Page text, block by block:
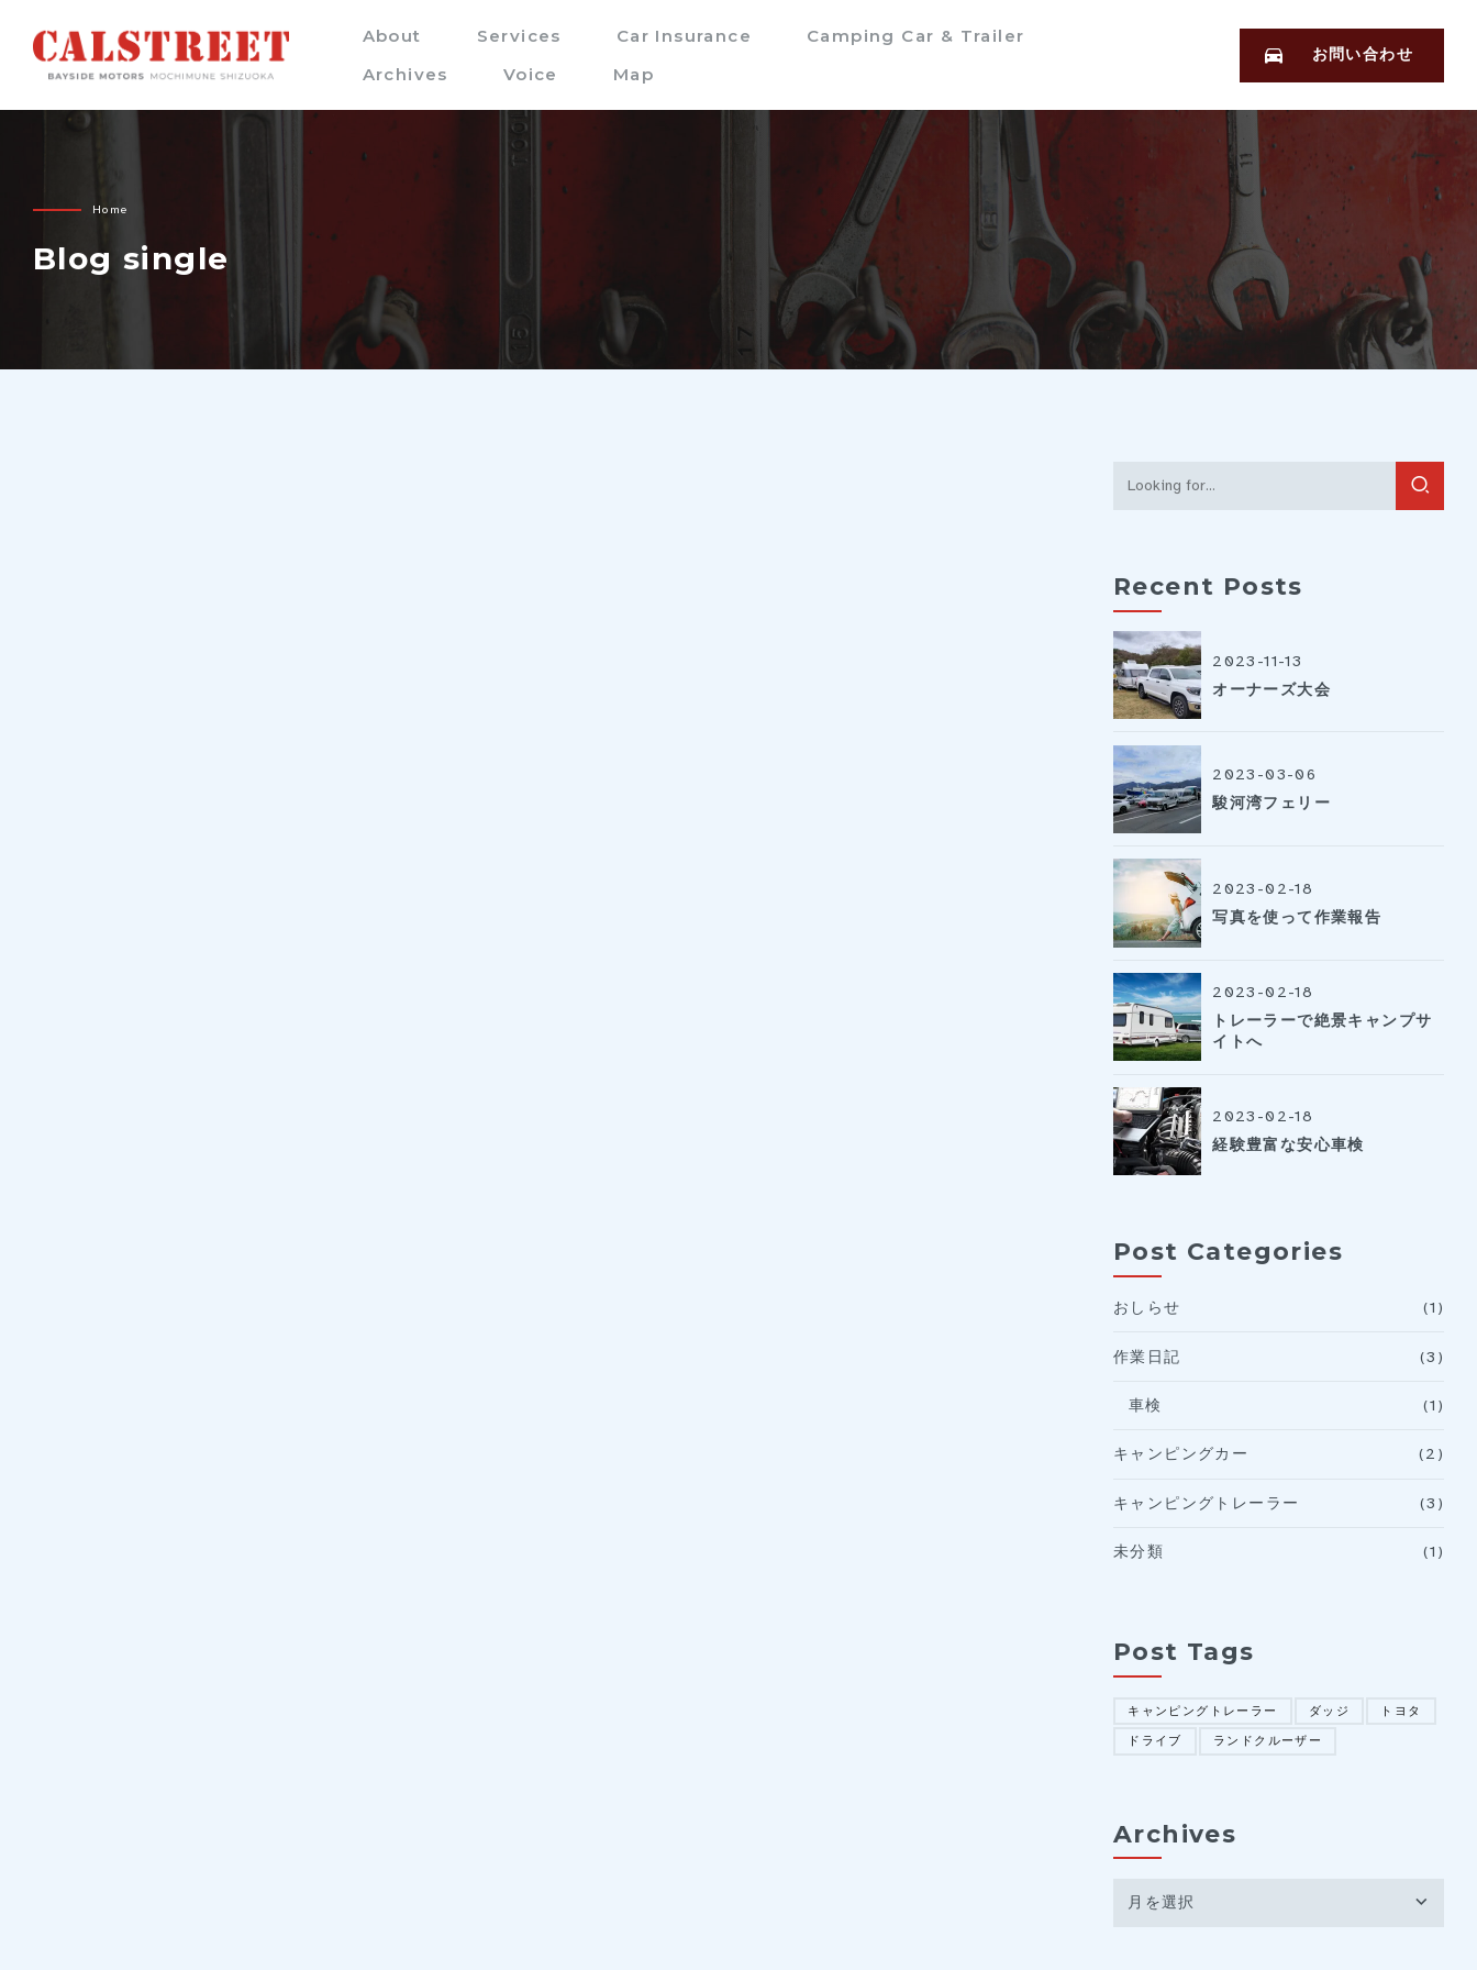
お問い合わせ
About Services Car Insurance
Camping Car & Trailer
Archives
Voice Map
Home
Blog single
Recent Posts
2023-11-13
オーナーズ大会
2023-03-06
駿河湾フェリー
2023-02-18
写真を使って作業報告
2023-02-18
トレーラーで絶景キャンプサ
イトへ
2023-02-18
経験豊富な安心車検
Post Categories
おしらせ (1)
作業日記 (3)
車検 (1)
キャンピングカー (2)
キャンピングトレーラー (3)
未分類 (1)
Post Tags
キャンピングトレーラー ダッジ トヨタ
ドライブ ランドクルーザー
Archives
月を選択